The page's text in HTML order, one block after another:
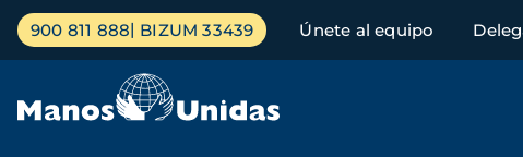
Pasar
contenido
Menú
principal
900 811 888 BIZUM 33439 Únete al equipo